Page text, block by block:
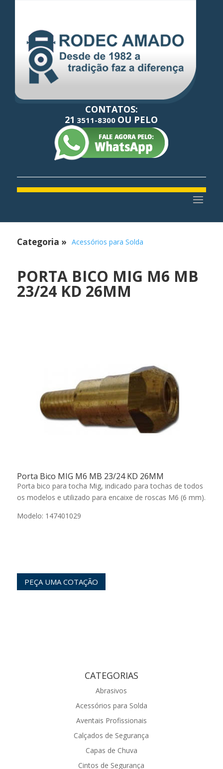
CONTATOS:
21 3511-8300 OU PELO
Categoria » Acessórios para Solda
PORTA BICO MIG M6 MB
23/24 KD 26MM
Porta Bico MIG M6 MB 23/24 KD 26MM
Porta bico para tocha Mig, indicado para tochas de todos
os modelos e utilizado para encaixe de roscas M6 (6 mm).
Modelo: 147401029
PEÇA UMA COTAÇÃO
CATEGORIAS
Abrasivos
Acessórios para Solda
Aventais Profissionais
Calçados de Segurança
Capas de Chuva
Cintos de Segurança